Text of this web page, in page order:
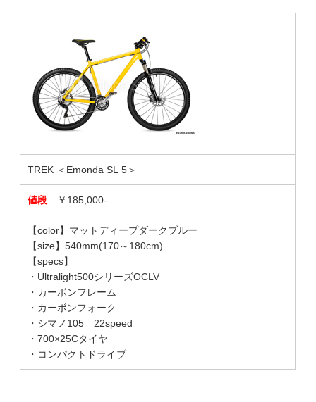
TREK ＜Emonda SL 5＞
値段 ￥185,000-
【color】マットディープダークブルー
【size】540mm(170～180cm)
【specs】
・Ultralight500シリーズOCLV
・カーボンフレーム
・カーボンフォーク
・シマノ105 22speed
・700×25Cタイヤ
・コンパクトドライブ